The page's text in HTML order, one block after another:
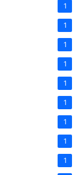
1
1
1
1
1
1
1
1
1